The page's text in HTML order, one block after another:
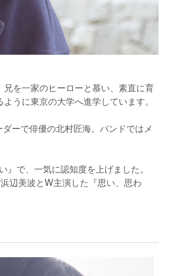
を一家のヒーローと慕い、素直に育
うに東京の大学へ進学しています。
ーで俳優の北村匠海。バンドではメ
で、一気に認知度を上げました。
辺美波とW主演した『思い、思わ